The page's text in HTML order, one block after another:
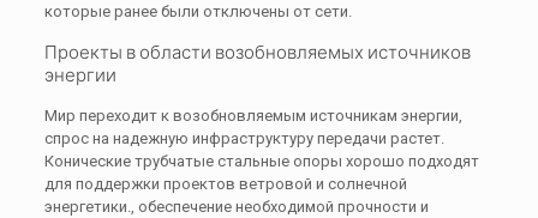
которые ранее были отключены от сети.
Проекты в области возобновляемых источников
энергии
Мир переходит к возобновляемым источникам энергии,
спрос на надежную инфраструктуру передачи растет.
Конические трубчатые стальные опоры хорошо подходят
для поддержки проектов ветровой и солнечной
энергетики., обеспечение необходимой прочности и